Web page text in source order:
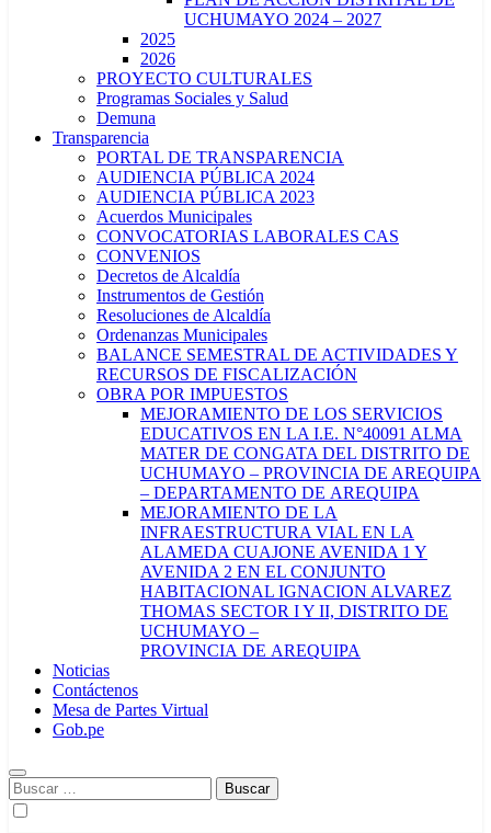
UCHUMAYO 2024 – 2027
2025
2026
PROYECTO CULTURALES
Programas Sociales y Salud
Demuna
Transparencia
PORTAL DE TRANSPARENCIA
AUDIENCIA PÚBLICA 2024
AUDIENCIA PÚBLICA 2023
Acuerdos Municipales
CONVOCATORIAS LABORALES CAS
CONVENIOS
Decretos de Alcaldía
Instrumentos de Gestión
Resoluciones de Alcaldía
Ordenanzas Municipales
BALANCE SEMESTRAL DE ACTIVIDADES Y
RECURSOS DE FISCALIZACIÓN
OBRA POR IMPUESTOS
MEJORAMIENTO DE LOS SERVICIOS
EDUCATIVOS EN LA I.E. N°40091 ALMA
MATER DE CONGATA DEL DISTRITO DE
UCHUMAYO – PROVINCIA DE AREQUIPA
– DEPARTAMENTO DE AREQUIPA
MEJORAMIENTO DE LA
INFRAESTRUCTURA VIAL EN LA
ALAMEDA CUAJONE AVENIDA 1 Y
AVENIDA 2 EN EL CONJUNTO
HABITACIONAL IGNACION ALVAREZ
THOMAS SECTOR I Y II, DISTRITO DE
UCHUMAYO –
PROVINCIA DE AREQUIPA
Noticias
Contáctenos
Mesa de Partes Virtual
Gob.pe
Buscar: